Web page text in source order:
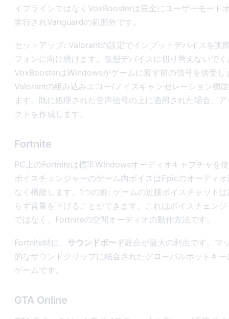
イプラインではなくVoxBoosterは完全にユーザーモード
実行されVanguardの範囲外です。
セットアップ: Valorantの設定でインプットデバイスを実
フォンに向け続けます。仮想デバイスに切り替えないで
VoxBoosterはWindowsがゲームに渡す前の信号を傍受し
Valorantの組み込みエコー/ノイズキャンセレーション機
ます。既に処理された音声信号の上に適用された場合、
クトを作成します。
Fortnite
PC上のFortniteは標準Windowsオーディオキャプチャを
ボイスチェンジャーのゲーム内ボイスはEpicのオーディ
なく機能します。1つの癖: ゲームの近接ボイスチャット
らず音量を下げることができます。これはボイスチェン
ではなく、Fortniteの空間オーディオの動作方法です。
Fortnite特に、 サウンドボード統合が最大の利点です。マ
的なサウンドクリップに結合されたグローバルホットキ
ゲームです。
GTA Online